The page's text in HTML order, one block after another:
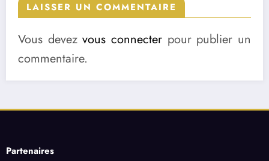
LAISSER UN COMMENTAIRE
Vous devezvous connecter pour publier un
commentaire.
Partenaires